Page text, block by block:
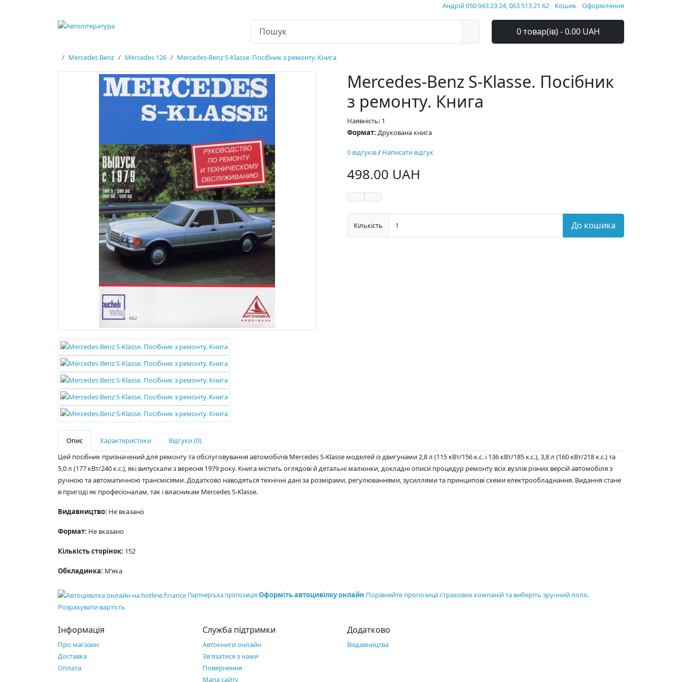
Андрій 050 943 23 24, 063 513 21 62 Кошик Оформлення
0 товар(ів) - 0.00 UAH
Mercedes Benz Mercedes 126 Mercedes-Benz S-Klasse. Посібник з ремонту. Книга
Mercedes-Benz S-Klasse. Посібник
з ремонту. Книга
Наявність: 1
Формат: Друкована книга
0 відгуків/ Написати відгук
498.00 UAH
Кількість До кошика
Опис Характеристики
Відгуки (0)
Цей посібник призначений для ремонту та обслуговування автомобілів Mercedes S-Klasse моделей із двигунами 2,8 л (115 кВт/156 к.с. і 136 кВт/185 к.с.), 3,8 л (160 кВт/218 к.с.) та
5,0 л (177 кВт/240 к.с.), які випускали з вересня 1979 року. Книга містить оглядові й детальні малюнки, докладні описи процедур ремонту всіх вузлів різних версій автомобіля з
ручною та автоматичною трансмісіями. Додатково наводяться технічні дані за розмірами, регулюваннями, зусиллями та принципові схеми електрообладнання. Видання стане
в пригоді як професіоналам, так і власникам Mercedes S-Klasse.
Видавництво: Не вказано
Формат: Не вказано
Кількість сторінок: 152
Обкладинка: М’яка
Партнерська пропозиція Оформіть автоцивілку онлайн Порівняйте пропозиції страхових компаній та виберіть зручний поліс.
Розрахувати вартість
Інформація
Про магазин
Доставка
Оплата
Служба підтримки
Автокниги онлайн
Зв'язатися з нами
Повернення
Мапа сайту
Додатково
Видавництва